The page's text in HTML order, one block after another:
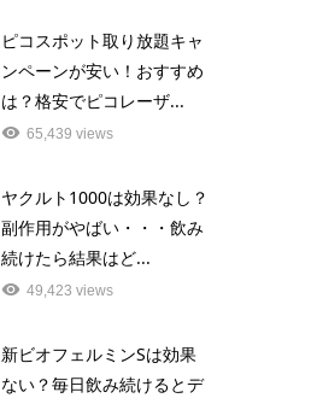
ピコスポット取り放題キャ
ンペーンが安い！おすすめ
は？格安でピコレーザ...
65,439 views
ヤクルト1000は効果なし？
副作用がやばい・・・飲み
続けたら結果はど...
49,423 views
新ビオフェルミンSは効果
ない？毎日飲み続けるとデ